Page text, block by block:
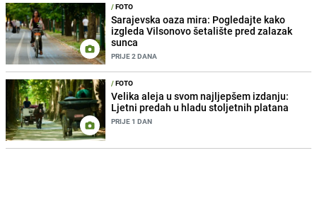
/FOTO
Sarajevska oaza mira: Pogledajte kako
izgleda Vilsonovo šetalište pred zalazak
sunca
PRIJE 2 DANA
/FOTO
Velika aleja u svom najljepšem izdanju:
Ljetni predah u hladu stoljetnih platana
PRIJE 1 DAN